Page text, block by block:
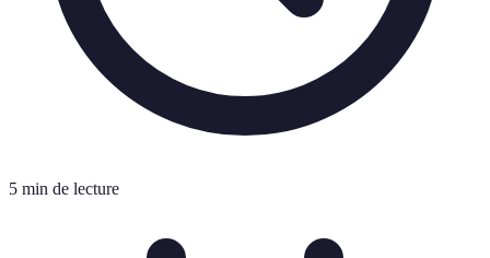
5 min de lecture